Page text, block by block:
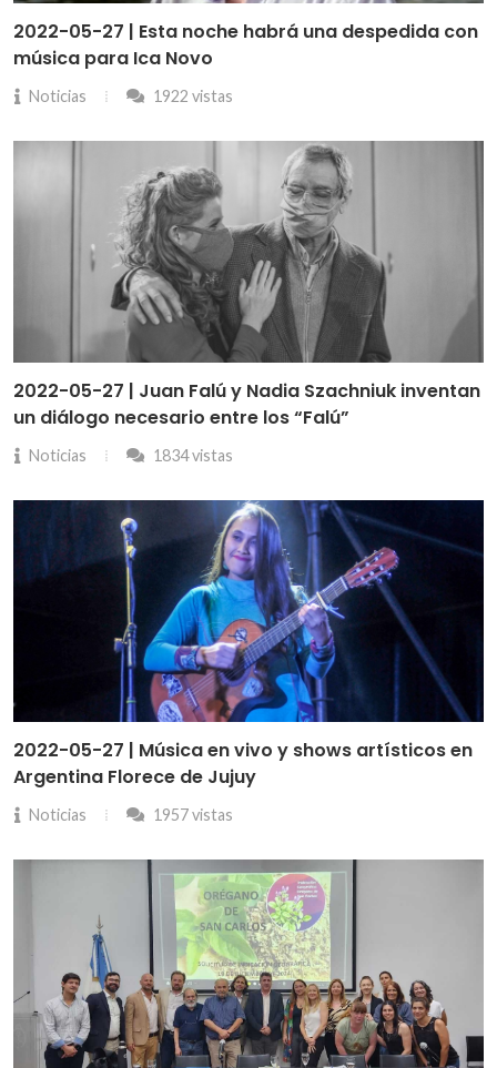
2022-05-27 | Esta noche habrá una despedida con
música para Ica Novo
Noticias 1922 vistas
2022-05-27 | Juan Falú y Nadia Szachniuk inventan
un diálogo necesario entre los “Falú”
Noticias 1834 vistas
2022-05-27 | Música en vivo y shows artísticos en
Argentina Florece de Jujuy
Noticias 1957 vistas